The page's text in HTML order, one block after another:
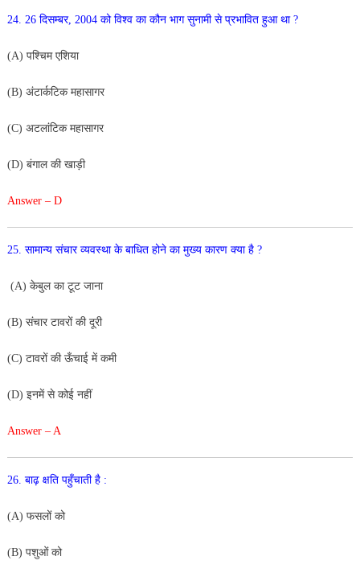
24. 26 दिसम्बर, 2004 को विश्व का कौन भाग सुनामी से प्रभावित हुआ था ?
(A) पश्चिम एशिया
(B) अंटार्कटिक महासागर
(C) अटलांटिक महासागर
(D) बंगाल की खाड़ी
Answer – D
25. सामान्य संचार व्यवस्था के बाधित होने का मुख्य कारण क्या है ?
(A) केबुल का टूट जाना
(B) संचार टावरों की दूरी
(C) टावरों की ऊँचाई में कमी
(D) इनमें से कोई नहीं
Answer – A
26. बाढ़ क्षति पहुँचाती है :
(A) फसलों को
(B) पशुओं को